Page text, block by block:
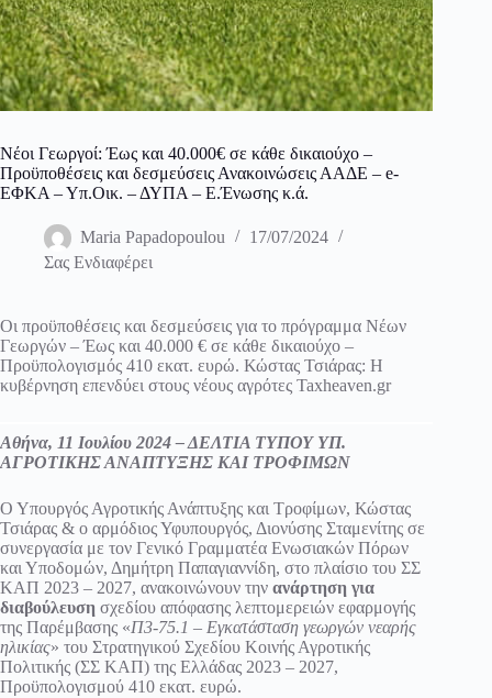
Νέοι Γεωργοί: Έως και 40.000€ σε κάθε δικαιούχο –
Προϋποθέσεις και δεσμεύσεις Ανακοινώσεις ΑΑΔΕ – e-
ΕΦΚΑ – Υπ.Οικ. – ΔΥΠΑ – Ε.Ένωσης κ.ά.
Maria Papadopoulou
17/07/2024
Σας Ενδιαφέρει
Οι προϋποθέσεις και δεσμεύσεις για το πρόγραμμα Νέων
Γεωργών – Έως και 40.000 € σε κάθε δικαιούχο –
Προϋπολογισμός 410 εκατ. ευρώ. Κώστας Τσιάρας: Η
κυβέρνηση επενδύει στους νέους αγρότες Taxheaven.gr
Αθήνα, 11 Ιουλίου 2024 – ΔΕΛΤΙΑ ΤΥΠΟΥ ΥΠ.
ΑΓΡΟΤΙΚΗΣ ΑΝΑΠΤΥΞΗΣ ΚΑΙ ΤΡΟΦΙΜΩΝ
Ο Υπουργός Αγροτικής Ανάπτυξης και Τροφίμων, Κώστας
Τσιάρας & ο αρμόδιος Υφυπουργός, Διονύσης Σταμενίτης σε
συνεργασία με τον Γενικό Γραμματέα Ενωσιακών Πόρων
και Υποδομών, Δημήτρη Παπαγιαννίδη, στο πλαίσιο του ΣΣ
ΚΑΠ 2023 – 2027, ανακοινώνουν την ανάρτηση για
διαβούλευση σχεδίου απόφασης λεπτομερειών εφαρμογής
της Παρέμβασης «Π3-75.1 – Εγκατάσταση γεωργών νεαρής
ηλικίας» του Στρατηγικού Σχεδίου Κοινής Αγροτικής
Πολιτικής (ΣΣ ΚΑΠ) της Ελλάδας 2023 – 2027,
Προϋπολογισμού 410 εκατ. ευρώ.